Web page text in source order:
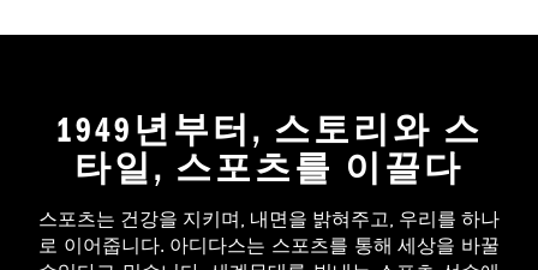
1949년부터, 스토리와 스
타일, 스포츠를 이끌다
스포츠는 건강을 지키며, 내면을 밝혀주고, 우리를 하나
로 이어줍니다. 아디다스는 스포츠를 통해 세상을 바꿀